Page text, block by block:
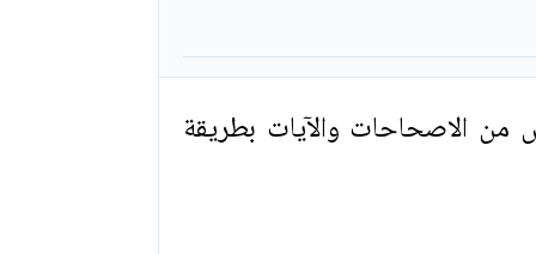
من الاصحاحات والآيات بطريقة